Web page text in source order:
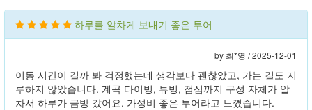
하루를 알차게 보내기 좋은 투어
by 최*영 /2025-12-01
이동 시간이 길까 봐 걱정했는데 생각보다 괜찮았고, 가는 길도 지
루하지 않았습니다. 계곡 다이빙, 튜빙, 점심까지 구성 자체가 알
차서 하루가 금방 갔어요. 가성비 좋은 투어라고 느꼈습니다.